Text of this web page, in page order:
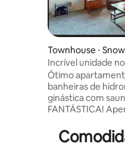
Townhouse ⋅
e
Incrível unidade
Ótimas vistas.
Ótimo
banheiras de
ginástica com
FANTÁSTICA!
shopping com
Acorde com um